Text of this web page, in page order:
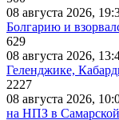
08 августа 2026,
Болгарию и
629
08 августа 2026,
Геленджике,
2227
08 августа 2026,
на НПЗ в